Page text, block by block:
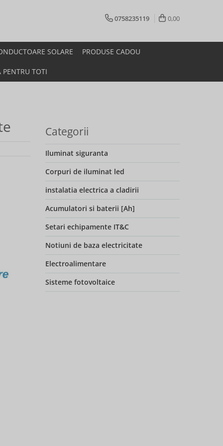
0758235119 0,00
SOLARE PRODUSE CADOU
PENTRU TOTI
Categorii
Iluminat siguranta
Corpuri de iluminat led
instalatia electrica a cladirii
Acumulatori si baterii [Ah]
Setari echipamente IT&C
Notiuni de baza electricitate
Electroalimentare
Sisteme fotovoltaice